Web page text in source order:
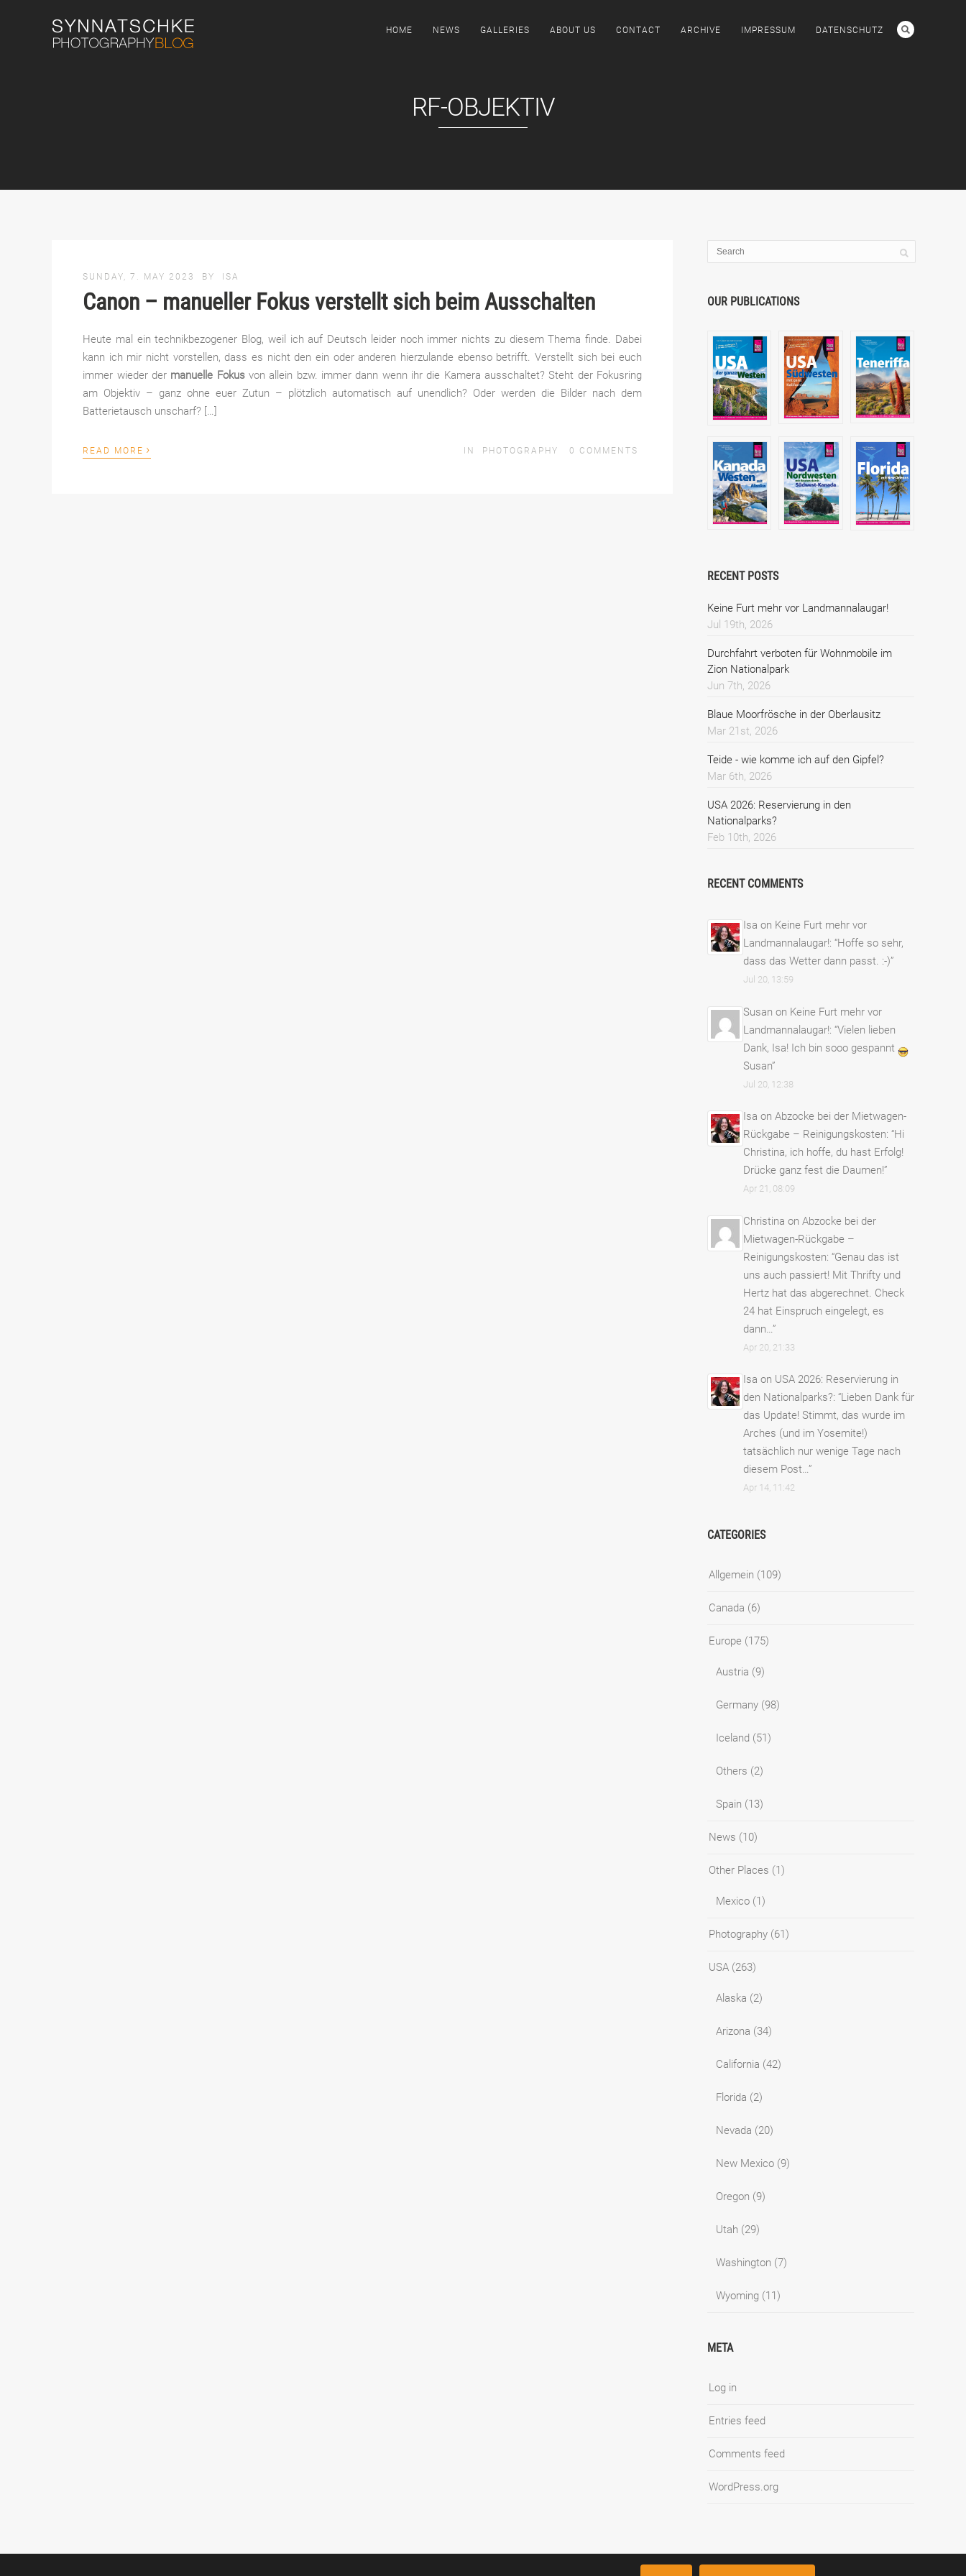
HOME NEWS GALLERIES ABOUT US CONTACT ARCHIVE IMPRESSUM DATENSCHUTZ
RF-OBJEKTIV
SUNDAY, 7. MAY 2023 BY ISA
Canon – manueller Fokus verstellt sich beim Ausschalten
Heute mal ein technikbezogener Blog, weil ich auf Deutsch leider noch immer nichts zu diesem Thema finde. Dabei
kann ich mir nicht vorstellen, dass es nicht den ein oder anderen hierzulande ebenso betrifft. Verstellt sich bei euch
immer wieder der manuelle Fokusvon allein bzw. immer dann wenn ihr die Kamera ausschaltet? Steht der Fokusring
am Objektiv – ganz ohne euer Zutun – plötzlich automatisch auf unendlich? Oder werden die Bilder nach dem
Batterietausch unscharf? […]
READ MORE › IN PHOTOGRAPHY 0 COMMENTS
OUR PUBLICATIONS
RECENT POSTS
Keine Furt mehr vor Landmannalaugar!
Jul 19th, 2026
Durchfahrt verboten für Wohnmobile im
Zion Nationalpark
Jun 7th, 2026
Blaue Moorfrösche in der Oberlausitz
Mar 21st, 2026
Teide - wie komme ich auf den Gipfel?
Mar 6th, 2026
USA 2026: Reservierung in den
Nationalparks?
Feb 10th, 2026
RECENT COMMENTS
Isa on Keine Furt mehr vor
Landmannalaugar!: “Hoffe so sehr,
dass das Wetter dann passt. :-)”
Jul 20, 13:59
Susan on Keine Furt mehr vor
Landmannalaugar!: “Vielen lieben
Dank, Isa! Ich bin sooo gespannt
Susan”
Jul 20, 12:38
Isa on Abzocke bei der Mietwagen-
Rückgabe – Reinigungskosten: “Hi
Christina, ich hoffe, du hast Erfolg!
Drücke ganz fest die Daumen!”
Apr 21, 08:09
Christina on Abzocke bei der
Mietwagen-Rückgabe –
Reinigungskosten: “Genau das ist
uns auch passiert! Mit Thrifty und
Hertz hat das abgerechnet. Check
24 hat Einspruch eingelegt, es
dann… ”
Apr 20, 21:33
Isa on USA 2026: Reservierung in
den Nationalparks?: “Lieben Dank für
das Update! Stimmt, das wurde im
Arches (und im Yosemite!)
tatsächlich nur wenige Tage nach
diesem Post…”
Apr 14, 11:42
CATEGORIES
Allgemein (109)
Canada (6)
Europe (175)
Austria (9)
Germany (98)
Iceland (51)
Others (2)
Spain (13)
News (10)
Other Places (1)
Mexico (1)
Photography (61)
USA (263)
Alaska (2)
Arizona (34)
California (42)
Florida (2)
Nevada (20)
New Mexico (9)
Oregon (9)
Utah (29)
Washington (7)
Wyoming (11)
META
Log in
Entries feed
Comments feed
WordPress.org